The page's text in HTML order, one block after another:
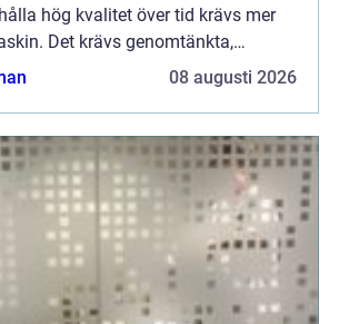
hög kvalitet över tid krävs mer
Det krävs genomtänkta,
08 augusti 2026